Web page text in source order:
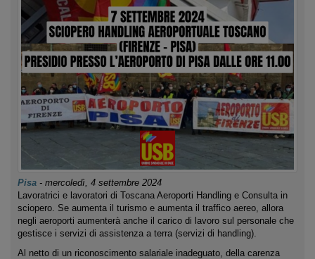
Pisa - mercoledì, 4 settembre 2024
Lavoratrici e lavoratori di Toscana Aeroporti Handling e Consulta in
sciopero. Se aumenta il turismo e aumenta il traffico aereo, allora
negli aeroporti aumenterà anche il carico di lavoro sul personale che
gestisce i servizi di assistenza a terra (servizi di handling).
Al netto di un riconoscimento salariale inadeguato, della carenza